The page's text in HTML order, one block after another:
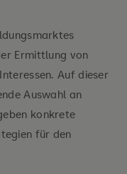
Ermittlung von
Auf dieser
Auswahl an
konkrete
für den